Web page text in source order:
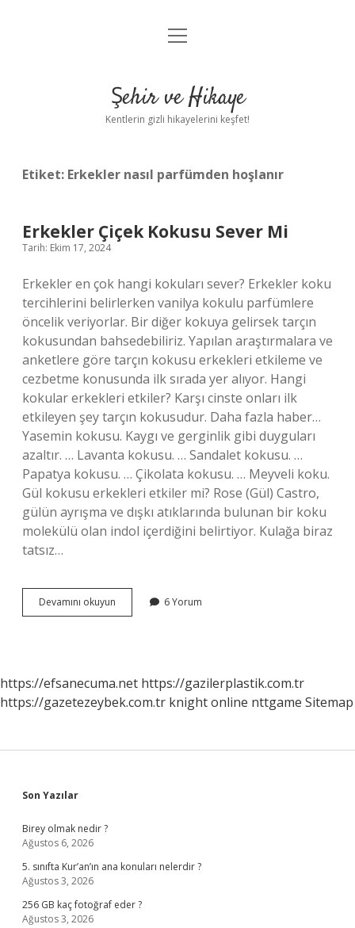
Anasayfa
Yasal Uyarı
menüyü
Şehir ve Hikaye
Kentlerin gizli hikayelerini keşfet!
Etiket: Erkekler nasıl parfümden hoşlanır
Erkekler Çiçek Kokusu Sever Mi
Tarih: Ekim 17, 2024
Erkekler en çok hangi kokuları sever? Erkekler koku
tercihlerini belirlerken vanilya kokulu parfümlere
öncelik veriyorlar. Bir diğer kokuya gelirsek tarçın
kokusundan bahsedebiliriz. Yapılan araştırmalara ve
anketlere göre tarçın kokusu erkekleri etkileme ve
cezbetme konusunda ilk sırada yer alıyor. Hangi
kokular erkekleri etkiler? Karşı cinste onları ilk
etkileyen şey tarçın kokusudur. Daha fazla haber…
Yasemin kokusu. Kaygı ve gerginlik gibi duyguları
azaltır. … Lavanta kokusu. … Sandalet kokusu. …
Papatya kokusu. … Çikolata kokusu. … Meyveli koku.
Gül kokusu erkekleri etkiler mi? Rose (Gül) Castro,
gülün ayrışma ve dışkı atıklarında bulunan bir koku
molekülü olan indol içerdiğini belirtiyor. Kulağa biraz
tatsız…
Devamını okuyun Erkekler
Çiçek
6 Yorum
https://efsanecuma.net https://gazilerplastik.com.tr
https://gazetezeybek.com.tr knight online nttgame Sitemap
Sidebar
Son Yazılar
Birey olmak nedir ?
Ağustos 6, 2026
5. sınıfta Kur’an’ın ana konuları nelerdir ?
Ağustos 3, 2026
256 GB kaç fotoğraf eder ?
Ağustos 3, 2026